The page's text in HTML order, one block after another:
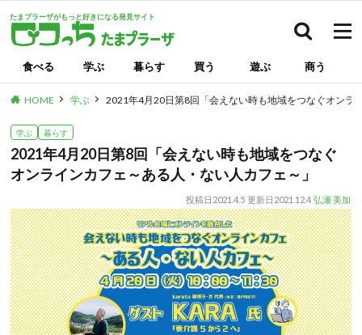
たまプラーザがもっと好きになる発見サイト
食べる 学ぶ 暮らす 買う 遊ぶ 商う
HOME 学ぶ 2021年4月20日第8回「会えない時も地域をつなぐオンラ
学ぶ 暮らす
2021年4月20日第8回「会えない時も地域をつなぐ
オンラインカフェ～ある人・ない人カフェ～」
投稿日 2021.4.5 更新日 2021.12.4 弘瀬 美加